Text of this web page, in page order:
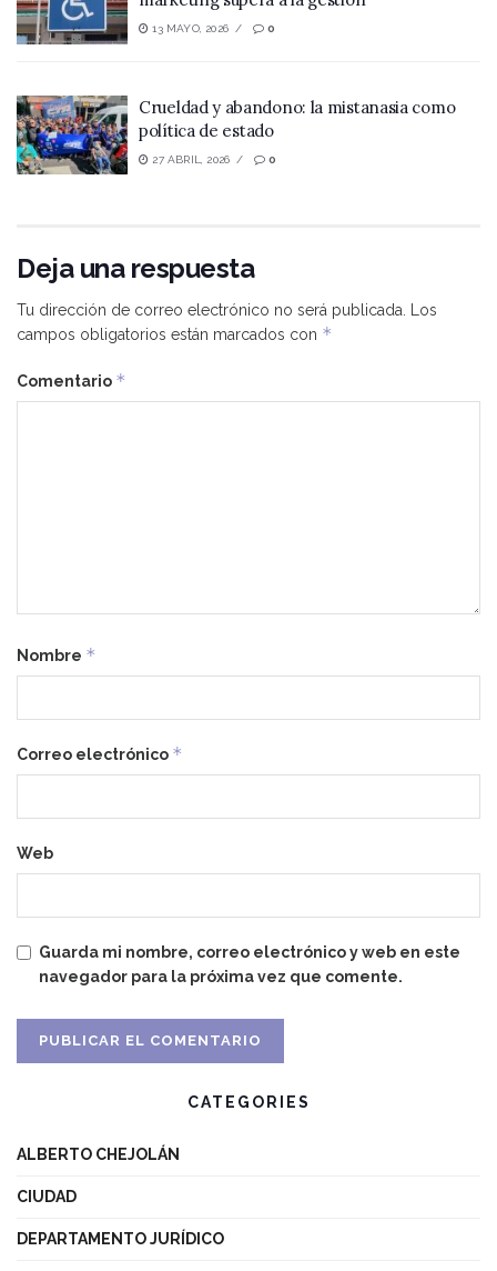
13 MAYO, 2026 0
Crueldad y abandono: la mistanasia como
política de estado
27 ABRIL, 2026 0
Deja una respuesta
Tu dirección de correo electrónico no será publicada.
Los
campos obligatorios están marcados con *
Comentario *
Nombre *
Correo electrónico *
Web
Guarda mi nombre, correo electrónico y web en este
navegador para la próxima vez que comente.
CATEGORIES
ALBERTO CHEJOLÁN
CIUDAD
DEPARTAMENTO JURÍDICO